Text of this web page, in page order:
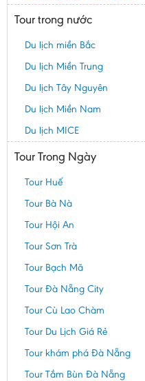
Tour trong nước
Du lịch miền Bắc
Du lịch Miền Trung
Du lịch Tây Nguyên
Du lịch Miền Nam
Du lịch MICE
Tour Trong Ngày
Tour Huế
Tour Bà Nà
Tour Hội An
Tour Sơn Trà
Tour Bạch Mã
Tour Đà Nẵng City
Tour Cù Lao Chàm
Tour Du Lịch Giá Rẻ
Tour khám phá Đà Nẵng
Tour Tắm Bùn Đà Nẵng